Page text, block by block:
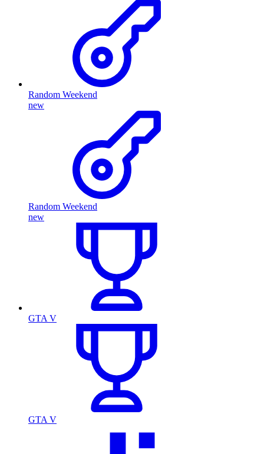
Random Weekend
new
Random Weekend
new
GTA V
GTA V